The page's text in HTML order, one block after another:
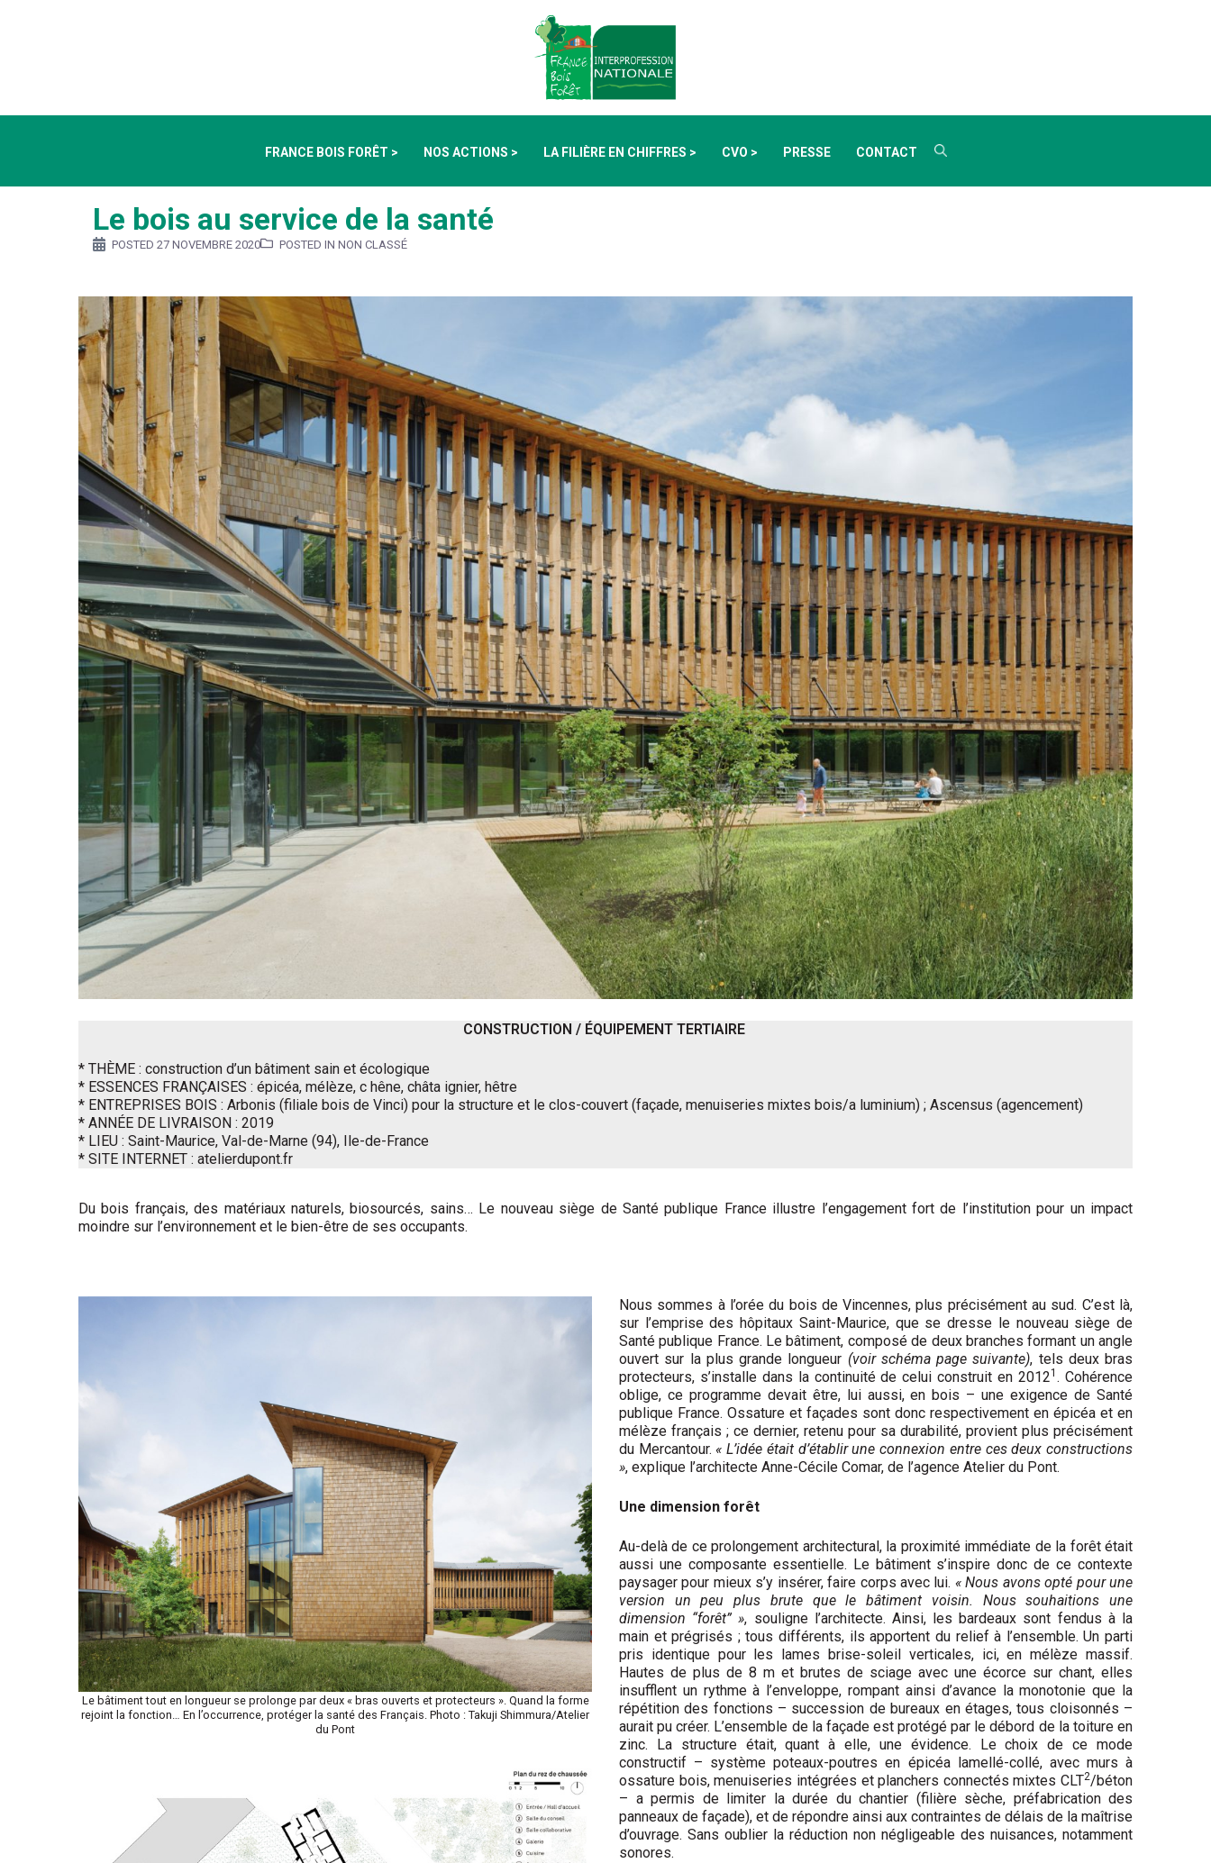
FRANCE BOIS FORÊT > NOS ACTIONS > LA FILIÈRE EN CHIFFRES > CVO > PRESSE CONTACT
Le bois au service de la santé
POSTED 27 NOVEMBRE 2020 POSTED IN NON CLASSÉ
CONSTRUCTION / ÉQUIPEMENT TERTIAIRE
* THÈME : construction d’un bâtiment sain et écologique
* ESSENCES FRANÇAISES : épicéa, mélèze, c hêne, châta ignier, hêtre
* ENTREPRISES BOIS : Arbonis (filiale bois de Vinci) pour la structure et le clos-couvert (façade, menuiseries mixtes bois/a luminium) ; Ascensus (agencement)
* ANNÉE DE LIVRAISON : 2019
* LIEU : Saint-Maurice, Val-de-Marne (94),
le-de-France
* SITE INTERNET : atelierdupont.fr
Du bois français, des matériaux naturels, biosourcés, sains… Le nouveau siège de Santé publique France illustre l’engagement fort de l’institution pour un impact
moindre sur l’environnement et le bien-être de ses occupants.
Le bâtiment tout en longueur se prolonge par deux « bras ouverts et protecteurs ». Quand la forme
rejoint la fonction… En l’occurrence, protéger la santé des Français. Photo : Takuji Shimmura/Atelier
du Pont
Nous sommes à l’orée du bois de Vincennes, plus précisément au sud. C’est là,
sur l’emprise des hôpitaux Saint-Maurice, que se dresse le nouveau siège de
Santé publique France. Le bâtiment, composé de deux branches formant un angle
ouvert sur la plus grande longueur (voir schéma page suivante), tels deux bras
protecteurs, s’installe dans la continuité de celui construit en 20121 . Cohérence
oblige, ce programme devait être, lui aussi, en bois – une exigence de Santé
publique France. Ossature et façades sont donc respectivement en épicéa et en
mélèze français ; ce dernier, retenu pour sa durabilité, provient plus précisément
du Mercantour. « L’idée était d’établir une connexion entre ces deux constructions
», explique l’architecte Anne-Cécile Comar, de l’agence Atelier du Pont.
Une dimension forêt
Au-delà de ce prolongement architectural, la proximité immédiate de la forêt était
aussi une composante essentielle. Le bâtiment s’inspire donc de ce contexte
paysager pour mieux s’y insérer, faire corps avec lui. « Nous avons opté pour une
version un peu plus brute que le bâtiment voisin. Nous souhaitions une
dimension “forêt” », souligne l’architecte. Ainsi, les bardeaux sont fendus à la
main et prégrisés ; tous différents, ils apportent du relief à l’ensemble. Un parti
pris identique pour les lames brise-soleil verticales, ici, en mélèze massif.
Hautes de plus de 8 m et brutes de sciage avec une écorce sur chant, elles
insufflent un rythme à l’enveloppe, rompant ainsi d’avance la monotonie que la
répétition des fonctions – succession de bureaux en étages, tous cloisonnés –
aurait pu créer. L’ensemble de la façade est protégé par le débord de la toiture en
zinc. La structure était, quant à elle, une évidence. Le choix de ce mode
constructif – système poteaux-poutres en épicéa lamellé-collé, avec murs à
ossature bois, menuiseries intégrées et planchers connectés mixtes CLT2/béton
– a permis de limiter la durée du chantier (filière sèche, préfabrication des
panneaux de façade), et de répondre ainsi aux contraintes de délais de la maîtrise
d’ouvrage. Sans oublier la réduction non négligeable des nuisances, notamment
sonores.